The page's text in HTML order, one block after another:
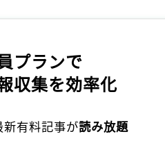
プランで
収集を効率化
有料記事が読み放題
ログイン